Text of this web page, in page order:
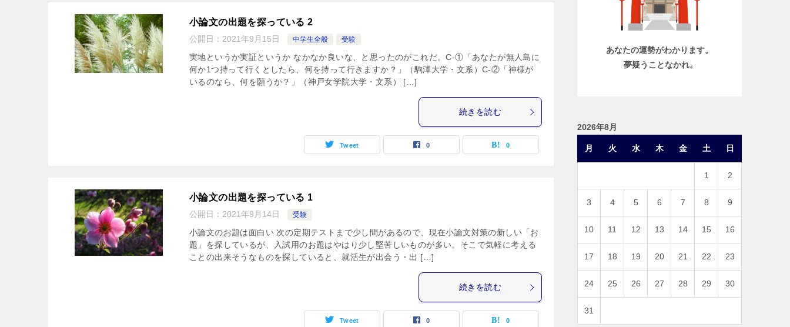
小論文の出題を探っている 2
公開日： 2021年9月15日 中学生全般 受験
実地というか実証というか なかなか良いな、と思ったのがこれだ。C-①「あなたが無人島に
何か1つ持って行くとしたら、何を持って行きますか？」（駒澤大学・文系）C-②「神様が
いるのなら、何を願うか？」（神戸女学院大学・文系） […]
続きを読む
Tweet 0 0
小論文の出題を探っている 1
公開日： 2021年9月14日 受験
小論文のお題は面白い 次の定期テストまで少し間があるので、現在小論文対策の新しい「お
題」を探しているが、入試用のお題はやはり少し堅苦しいものが多い。そこで気軽に考える
ことの出来そうなものを探していると、就活生が出会う・出 […]
続きを読む
Tweet 0 0
あなたの運勢がわかります。
夢疑うことなかれ。
2026年8月
月 火 水 木 金 土 日
1 2
3 4 5 6 7 8 9
10 11 12 13 14 15 16
17 18 19 20 21 22 23
24 25 26 27 28 29 30
31